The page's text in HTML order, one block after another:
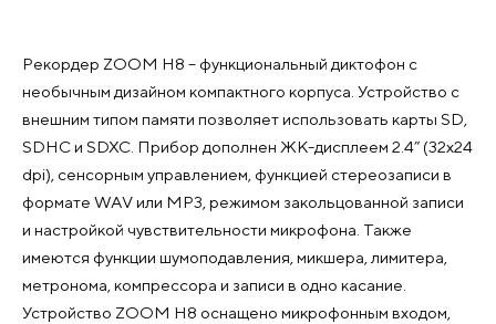
Рекордер ZOOM H8 – функциональный диктофон с
необычным дизайном компактного корпуса. Устройство с
внешним типом памяти позволяет использовать карты SD,
SDHC и SDXC. Прибор дополнен ЖК-дисплеем 2.4” (32x24
dpi), сенсорным управлением, функцией стереозаписи в
формате WAV или MP3, режимом закольцованной записи
и настройкой чувствительности микрофона. Также
имеются функции шумоподавления, микшера, лимитера,
метронома, компрессора и записи в одно касание.
Устройство ZOOM H8 оснащено микрофонным входом,